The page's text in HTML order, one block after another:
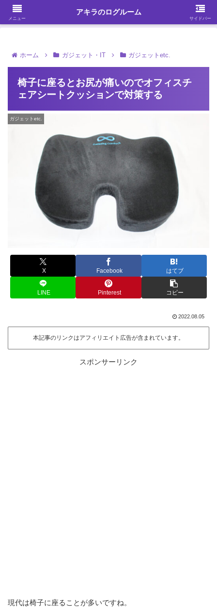
ガジェット・スマホ・パソコンを中心に何かを発見する
ホーム ガジェット・IT ガジェットetc.
椅子に座るとお尻が痛いのでオフィスチ
ェアシートクッションで対策する
ガジェットetc.
X Facebook はてブ
LINE Pinterest コピー
2022.08.05
本記事のリンクはアフィリエイト広告が含まれています。
スポンサーリンク
現代は椅子に座ることが多いですね。
メニュー
アキラのログルーム
サイドバー